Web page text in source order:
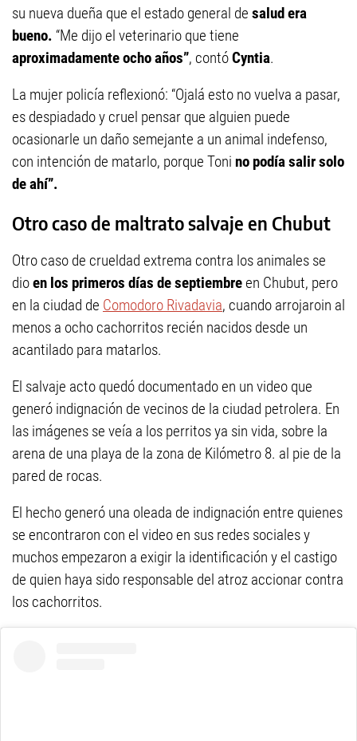
su nueva dueña que el estado general de salud era
bueno. “Me dijo el veterinario que tiene
aproximadamente ocho años”, contóCyntia.
La mujer policía reflexionó: “Ojalá esto no vuelva a pasar,
es despiadado y cruel pensar que alguien puede
ocasionarle un daño semejante a un animal indefenso,
con intención de matarlo, porque Toni no podía salir solo
de ahí”.
Otro caso de maltrato salvaje en Chubut
Otro caso de crueldad extrema contra los animales se
dioen los primeros días de septiembreen Chubut, pero
en la ciudad de Comodoro Rivadavia, cuando arrojaroin al
menos a ocho cachorritos recién nacidos desde un
acantilado para matarlos.
El salvaje acto quedó documentado en un video que
generó indignación de vecinos de la ciudad petrolera. En
las imágenes se veía a los perritos ya sin vida, sobre la
arena de una playa de la zona de Kilómetro 8. al pie de la
pared de rocas.
El hecho generó una oleada de indignación entre quienes
se encontraron con el video en sus redes sociales y
muchos empezaron a exigir la identificación y el castigo
de quien haya sido responsable del atroz accionar contra
los cachorritos.